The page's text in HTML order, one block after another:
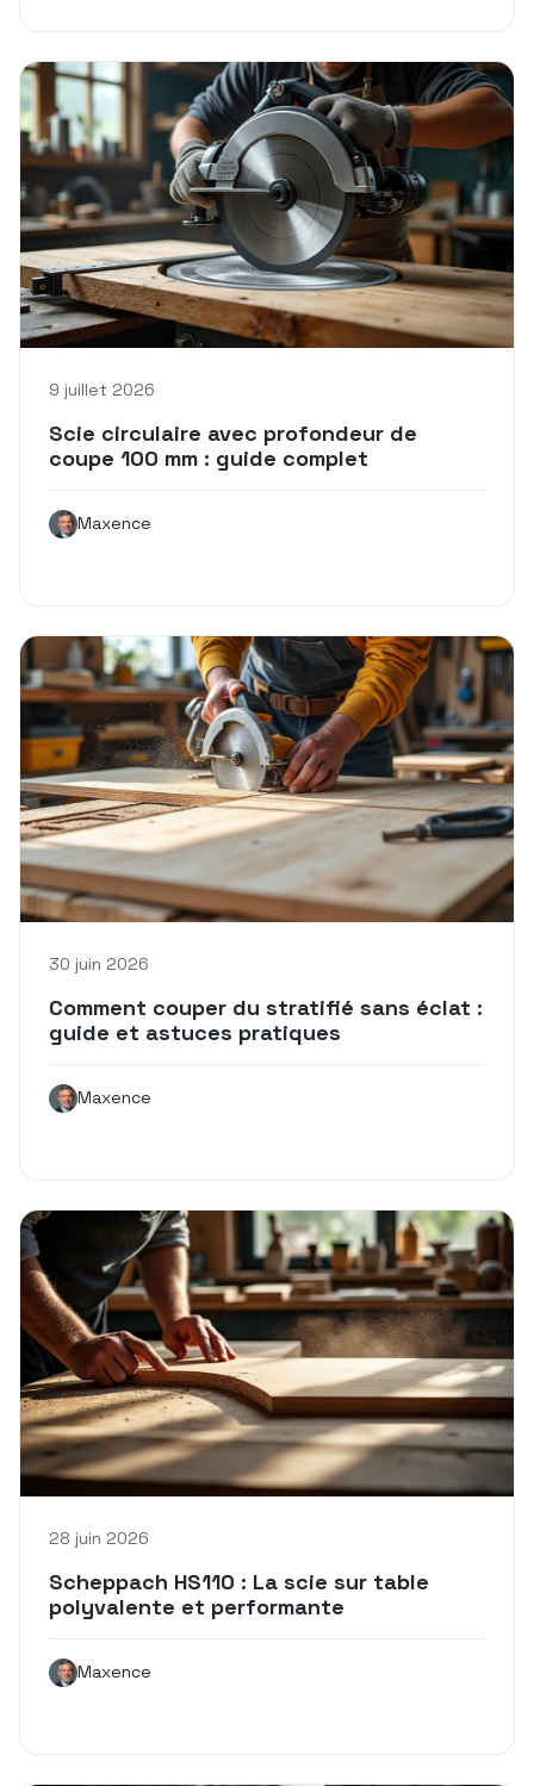
9 juillet 2026
Scie circulaire avec profondeur de
coupe 100 mm : guide complet
Maxence
30 juin 2026
Comment couper du stratifié sans éclat :
guide et astuces pratiques
Maxence
28 juin 2026
Scheppach HS110 : La scie sur table
polyvalente et performante
Maxence